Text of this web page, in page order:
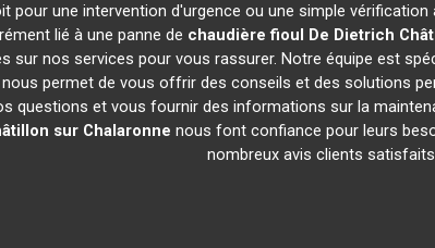
pour une intervention d'urgence ou une simple
lié à une panne de chaudière fioul De Dietrich
sur nos services pour vous rassurer. Notre équipe est
permet de vous offrir des conseils et des solutions
questions et vous fournir des informations sur la
sur Chalaronne nous font confiance pour leurs
nombreux avis clients